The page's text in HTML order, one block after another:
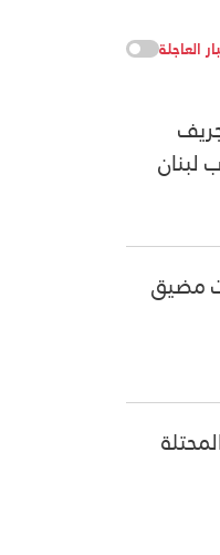
العاجلة
لبنان
مضيق